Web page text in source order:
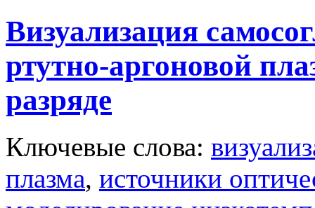
Визуализация
ртутно-аргоновой
разряде
Ключевые слова:
плазма, источники